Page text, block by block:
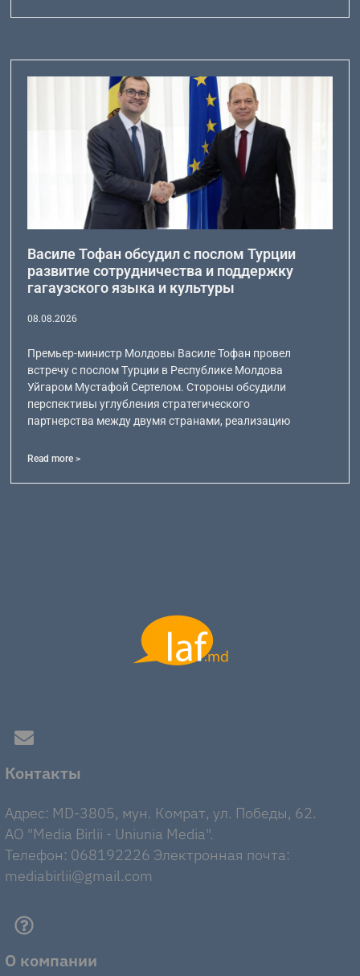
Василе Тофан обсудил с послом Турции
развитие сотрудничества и поддержку
гагаузского языка и культуры
08.08.2026
Премьер-министр Молдовы Василе Тофан провел
встречу с послом Турции в Республике Молдова
Уйгаром Мустафой Сертелом. Стороны обсудили
перспективы углубления стратегического
партнерства между двумя странами, реализацию
Read more >
Контакты
Адрес: MD-3805, мун. Комрат, ул. Победы, 62.
AO "Media Birlii - Uniunia Media".
Телефон: 068192226 Электронная почта:
mediabirlii@gmail.com
О компании